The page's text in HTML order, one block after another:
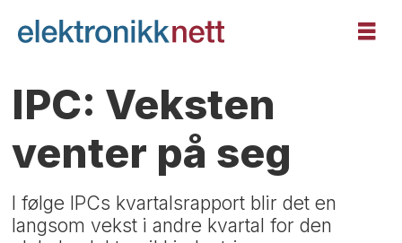
IPC: Veksten
venter på seg
I følge IPCs kvartalsrapport blir det en
langsom vekst i andre kvartal for den